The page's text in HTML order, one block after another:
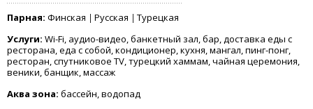
Хаммам
Гостиничные
номера
Парная: Финская Русская
Турецкая
Услуги: Wi-Fi, аудио-видео, банкетный зал, бар, доставка еды с
ресторана, еда с собой, кондиционер, кухня, мангал, пинг-понг,
ресторан, спутниковое TV, турецкий хаммам, чайная церемония,
веники, банщик, массаж
Аква зона: бассейн, водопад